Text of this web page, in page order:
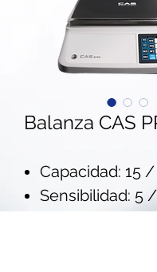
Balanza CAS
Capacidad: 15 /
Sensibilidad: 5